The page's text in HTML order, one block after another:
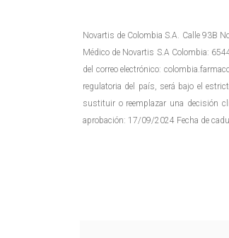
Novartis de Colombia S.A. Calle 93B
Médico de Novartis S.A Colombia:
del correo electrónico:
regulatoria del país, será bajo el
sustituir o reemplazar una decisión
aprobación: 17/09/2024 Fecha de